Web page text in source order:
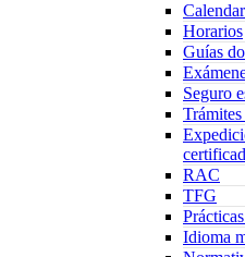
Horarios
Guías
Seguro
RAC
TFG
Idioma